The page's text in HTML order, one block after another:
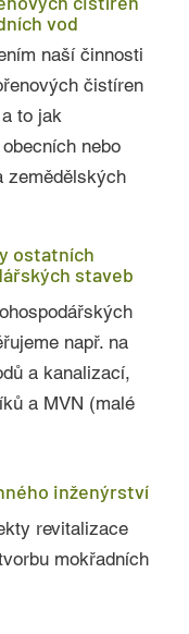
vod
naší činnosti
čistíren
to jak
nebo
zemědělských
ostatních
staveb
např. na
a kanalizací,
a MVN (malé
inženýrství
revitalizace
mokřadních